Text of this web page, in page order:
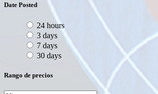
Date Posted
24 hours
3 days
7 days
30 days
Rango de precios